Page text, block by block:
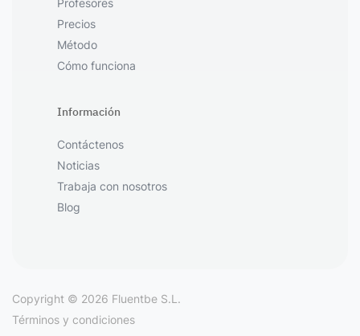
Profesores
Precios
Método
Cómo funciona
Información
Contáctenos
Noticias
Trabaja con nosotros
Blog
Copyright © 2026 Fluentbe S.L.
Términos y condiciones